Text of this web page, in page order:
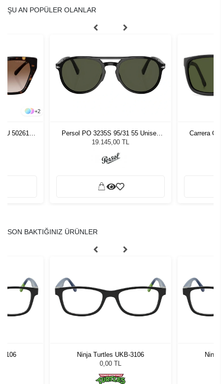
ŞU AN POPÜLER OLANLAR
+2
502613
Persol PO 3235S 95/31 55 Unisex
Güneş Gözlüğü
19.145,00 TL
Carrera C
SON BAKTIĞINIZ ÜRÜNLER
3106
Ninja Turtles UKB-3106
0,00 TL